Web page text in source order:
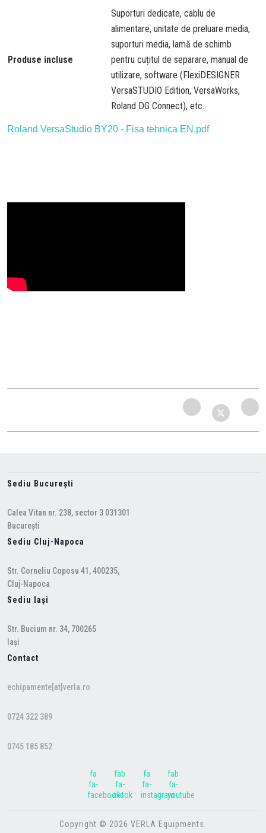
Produse incluse
Suporturi dedicate, cablu de
alimentare, unitate de preluare media,
suporturi media, lamă de schimb
pentru cuțitul de separare, manual de
utilizare, software (FlexiDESIGNER
VersaSTUDIO Edition, VersaWorks,
Roland DG Connect), etc.
Roland VersaStudio BY20 - Fisa tehnica EN.pdf
Sediu București
Calea Vitan nr. 238, sector 3 031301
București
Sediu Cluj-Napoca
Str. Corneliu Coposu 41, 400235,
Cluj-Napoca
Sediu Iași
Str. Bucium nr. 34, 700265
Iași
Contact
echipamente[at]verla.ro
0724 322 389
0745 185 852
fa
fa-
facebook
fab
fa-
tiktok
fa
fa-
instagram
fab
fa-
youtube
Copyright © 2026 VERLA Equipments.